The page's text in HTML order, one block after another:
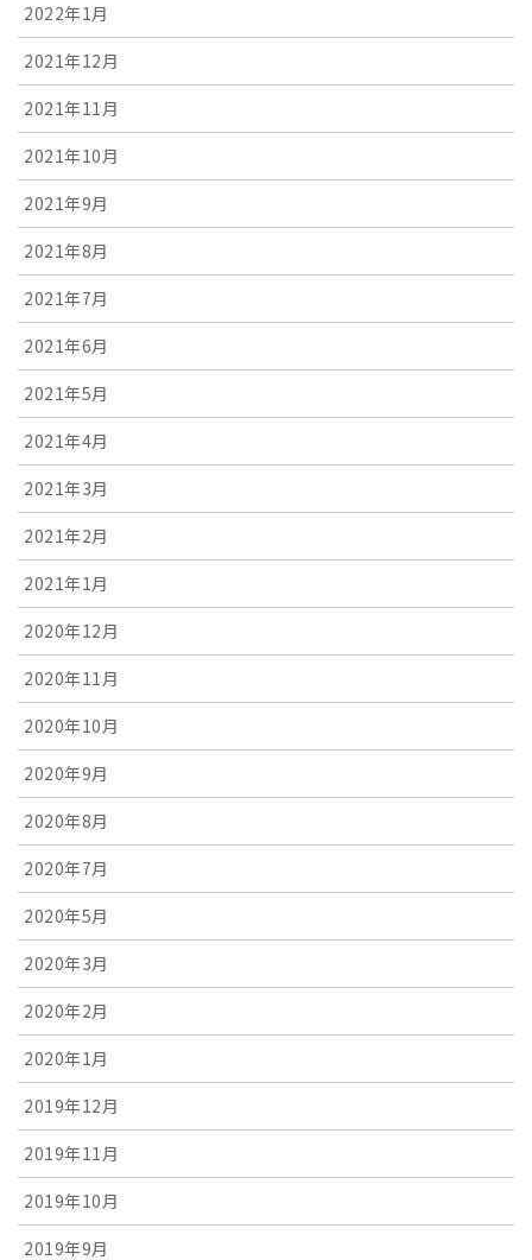
2022年1月
2021年12月
2021年11月
2021年10月
2021年9月
2021年8月
2021年7月
2021年6月
2021年5月
2021年4月
2021年3月
2021年2月
2021年1月
2020年12月
2020年11月
2020年10月
2020年9月
2020年8月
2020年7月
2020年5月
2020年3月
2020年2月
2020年1月
2019年12月
2019年11月
2019年10月
2019年9月